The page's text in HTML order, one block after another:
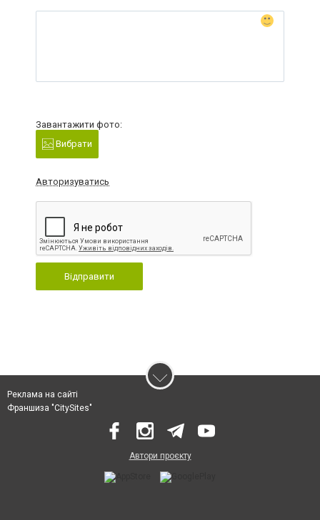
Завантажити фото:
Вибрати
Авторизуватись
Відправити
Реклама на сайті
Франшиза "CitySites"
Автори проєкту